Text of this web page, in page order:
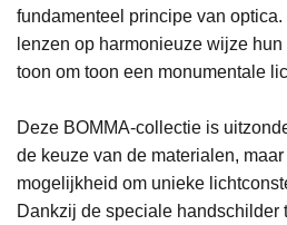
fundamenteel principe van
lenzen op harmonieuze wijze
toon om toon een monumentale
Deze BOMMA-collectie is
de keuze van de materialen,
mogelijkheid om unieke
Dankzij de speciale handschilder